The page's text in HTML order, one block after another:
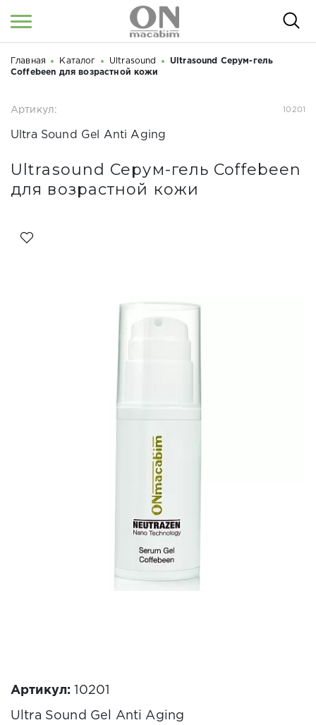
Войти / Регистрация
КАТАЛОГ
О НАС
КОСМЕТОЛОГАМ
СЕМИНАРЫ
Здравствуйте! Что вы ищете?
Главная Каталог Ultrasound
Ultrasound Серум-гель
Coffebeen для возрастной кожи
Артикул: 10201
Ultra Sound Gel Anti Aging
Ultrasound Серум-гель Coffebeen
для возрастной кожи
Артикул: 10201
Ultra Sound Gel Anti Aging